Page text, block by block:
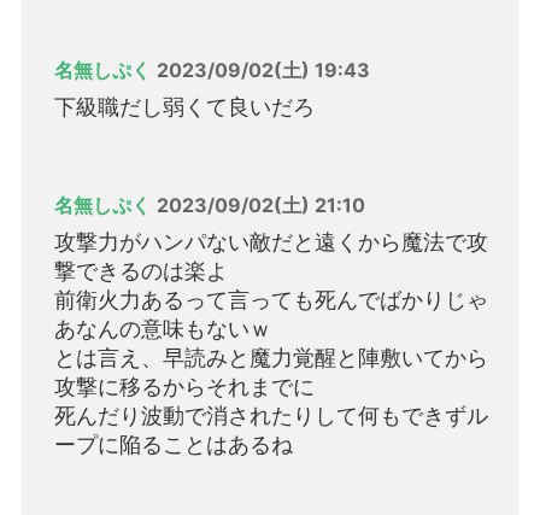
名無しぷく 2023/09/02(土) 19:43
下級職だし弱くて良いだろ
名無しぷく 2023/09/02(土) 21:10
攻撃力がハンパない敵だと遠くから魔法で攻
撃できるのは楽よ
前衛火力あるって言っても死んでばかりじゃ
あなんの意味もないｗ
とは言え、早読みと魔力覚醒と陣敷いてから
攻撃に移るからそれまでに
死んだり波動で消されたりして何もできずル
ープに陥ることはあるね